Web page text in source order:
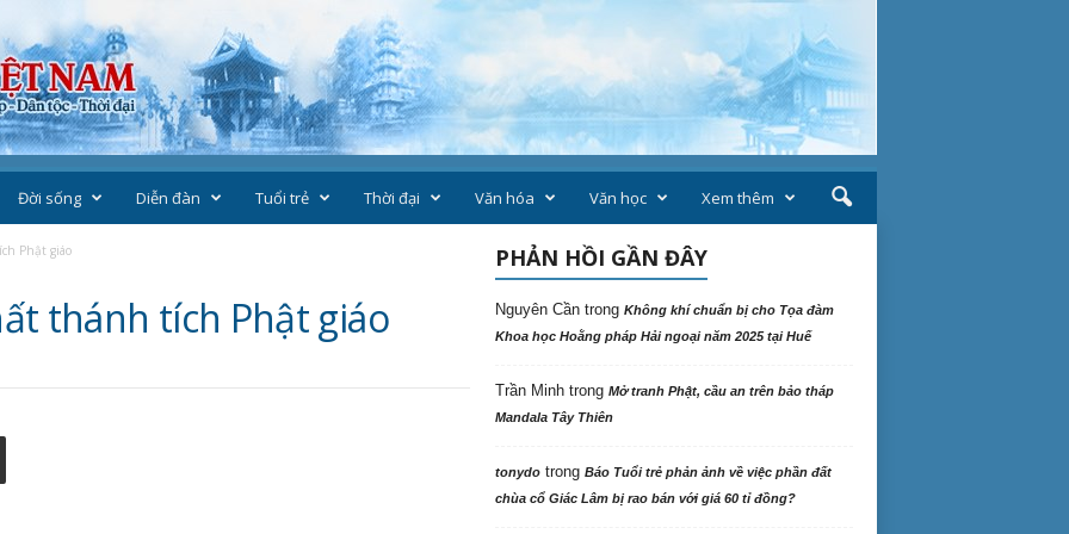
Đời sống Diễn đàn Tuổi trẻ Thời đại Văn hóa Văn học Xem thêm
Phật giáo
thánh tích Phật giáo
PHẢN HỒI GẦN ĐÂY
Nguyên Cầntrong Không khí chuẩn bị cho Tọa đàm
Khoa học Hoằng pháp Hải ngoại năm 2025 tại Huế
Trần Minhtrong Mở tranh Phật, cầu an trên bảo tháp
Mandala Tây Thiên
tonydotrong Báo Tuổi trẻ phản ảnh về việc phần đất
chùa cổ Giác Lâm bị rao bán với giá 60 tỉ đồng?